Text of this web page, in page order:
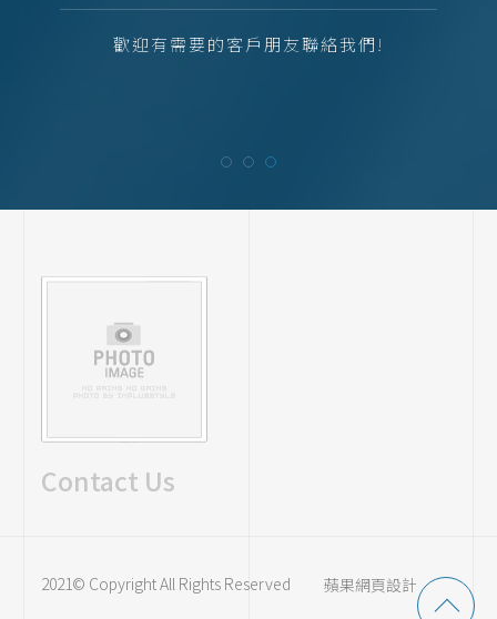
歡迎有需要的客戶朋友聯絡我們!
Contact Us
2021© Copyright All Rights Reserved 蘋果網頁設計